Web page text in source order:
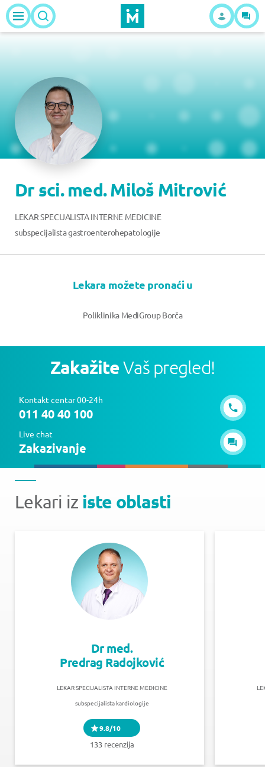
Dr sci. med. Miloš Mitrović
LEKAR SPECIJALISTA INTERNE MEDICINE
subspecijalista gastroenterohepatologije
Lekara možete pronaći u
Poliklinika MediGroup Borča
ZakažiteVaš pregled!
Kontakt centar 00-24h
011 40 40 100
Live chat
Zakazivanje
Lekari iz iste oblasti
Dr med.
Predrag Radojković
LEKAR SPECIJALISTA INTERNE MEDICINE
subspecijalista kardiologije
9.8/10
133 recenzija